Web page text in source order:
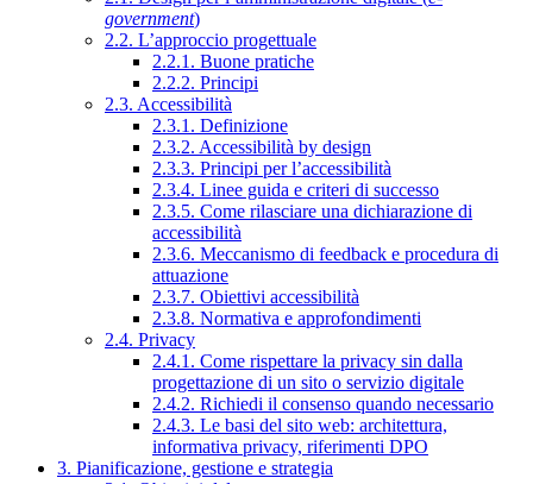
government)
2.2. L’approccio progettuale
2.2.1. Buone pratiche
2.2.2. Principi
2.3. Accessibilità
2.3.1. Definizione
2.3.2. Accessibilità by design
2.3.3. Principi per l’accessibilità
2.3.4. Linee guida e criteri di successo
2.3.5. Come rilasciare una dichiarazione di
accessibilità
2.3.6. Meccanismo di feedback e procedura di
attuazione
2.3.7. Obiettivi accessibilità
2.3.8. Normativa e approfondimenti
2.4. Privacy
2.4.1. Come rispettare la privacy sin dalla
progettazione di un sito o servizio digitale
2.4.2. Richiedi il consenso quando necessario
2.4.3. Le basi del sito web: architettura,
informativa privacy, riferimenti DPO
3. Pianificazione, gestione e strategia